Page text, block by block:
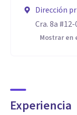
Dirección
Cra. 8a
Mostrar en
Experiencia